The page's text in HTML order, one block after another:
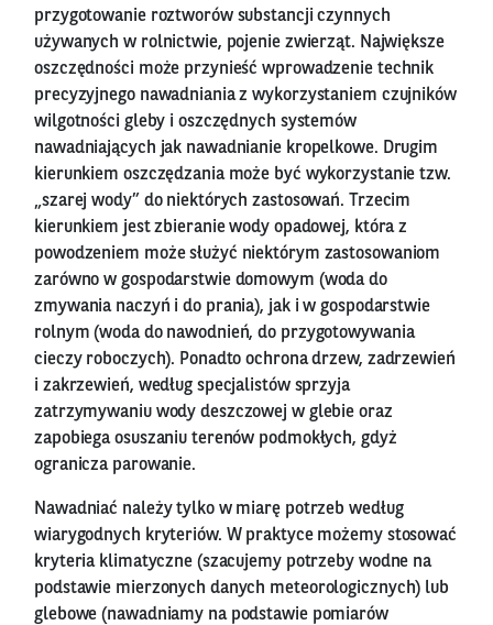
przygotowanie roztworów substancji czynnych
używanych w rolnictwie, pojenie zwierząt. Największe
oszczędności może przynieść wprowadzenie technik
precyzyjnego nawadniania z wykorzystaniem czujników
wilgotności gleby i oszczędnych systemów
nawadniających jak nawadnianie kropelkowe. Drugim
kierunkiem oszczędzania może być wykorzystanie tzw.
„szarej wody” do niektórych zastosowań. Trzecim
kierunkiem jest zbieranie wody opadowej, która z
powodzeniem może służyć niektórym zastosowaniom
zarówno w gospodarstwie domowym (woda do
zmywania naczyń i do prania), jak i w gospodarstwie
rolnym (woda do nawodnień, do przygotowywania
cieczy roboczych). Ponadto ochrona drzew, zadrzewień
i zakrzewień, według specjalistów sprzyja
zatrzymywaniu wody deszczowej w glebie oraz
zapobiega osuszaniu terenów podmokłych, gdyż
ogranicza parowanie.
Nawadniać należy tylko w miarę potrzeb według
wiarygodnych kryteriów. W praktyce możemy stosować
kryteria klimatyczne (szacujemy potrzeby wodne na
podstawie mierzonych danych meteorologicznych) lub
glebowe (nawadniamy na podstawie pomiarów